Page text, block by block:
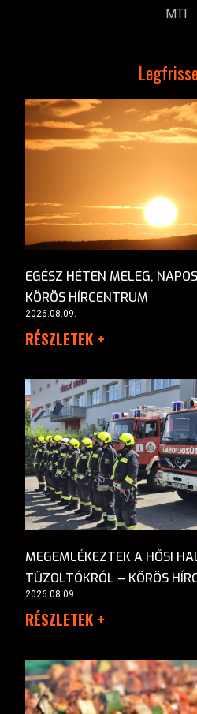
MTI
EGÉSZ HÉTEN MELEG,
KÖRÖS HÍRCENTRUM
2026.08.09.
RÉSZLETEK +
MEGEMLÉKEZTEK A HŐSI
TŰZOLTÓKRÓL – KÖRÖS
2026.08.09.
RÉSZLETEK +